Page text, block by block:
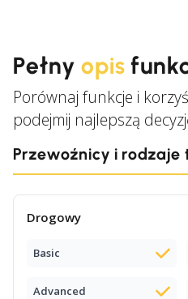
Pełny opis
Porównaj funkcje i
podejmij najlepszą
Przewoźnicy i
Drogowy
Basic
Advanced